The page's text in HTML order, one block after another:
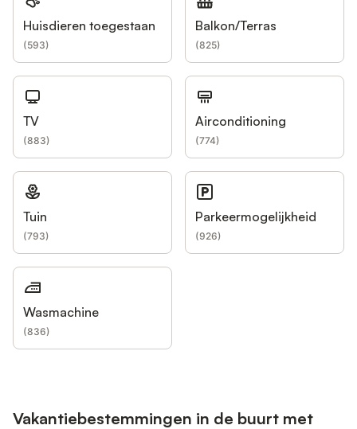
Huisdieren toegestaan
(593)
Balkon/Terras
(825)
TV
(883)
Airconditioning
(774)
Tuin
(793)
Parkeermogelijkheid
(926)
Wasmachine
(836)
Vakantiebestemmingen in de buurt met